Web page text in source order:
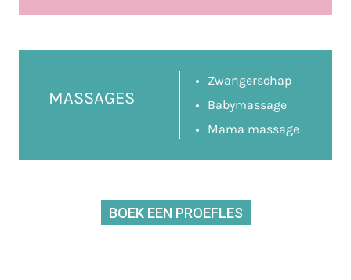
MASSAGES
Zwangerschap
Babymassage
Mama massage
BOEK EEN PROEFLES